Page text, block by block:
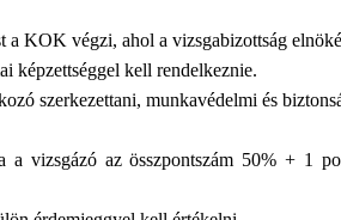
a KOK végzi, ahol a vizsgabizottság
képzettséggel kell rendelkeznie.
szerkezettani, munkavédelmi és
vizsgázó az összpontszám 50% + 1